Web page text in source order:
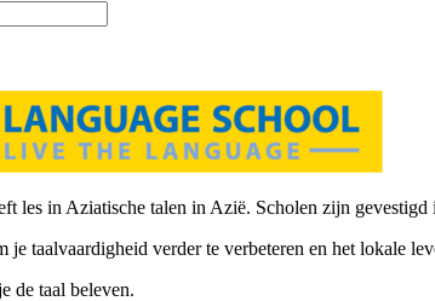
les in Aziatische talen in Azië. Scholen zijn
je taalvaardigheid verder te verbeteren en het lokale
de taal beleven.